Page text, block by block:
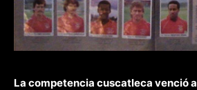
La competencia cuscatleca venció a